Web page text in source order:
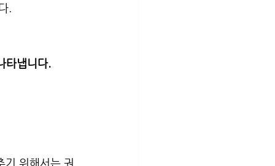
.
타냅니다.
위해서는 권